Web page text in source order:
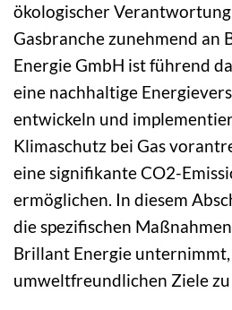
ökologischer
Gasbranche zunehmend an
Energie GmbH ist führend
eine nachhaltige
entwickeln und
Klimaschutz bei Gas
eine signifikante CO2-
ermöglichen. In diesem
die spezifischen
Brillant Energie unternimmt,
umweltfreundlichen Ziele